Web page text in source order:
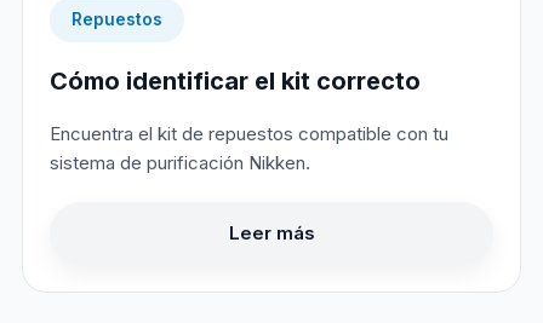
Repuestos
Cómo identificar el kit correcto
Encuentra el kit de repuestos compatible con tu
sistema de purificación Nikken.
Leer más